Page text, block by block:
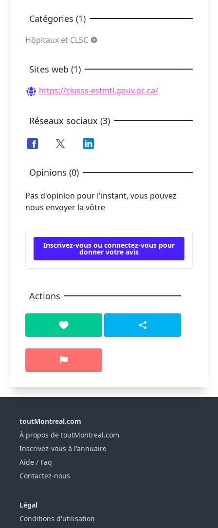
Catégories (1)
Hôpitaux et CLSC
Sites web (1)
https://ciusss-estmtl.gouv.qc.ca/
Réseaux sociaux (3)
Opinions (0)
Pas d'opinion pour l'instant, vous pouvez
nous envoyer la vôtre
Inscrivez-vous ou connectez-vous pour
donner votre avis
Actions
toutMontreal.com
À propos de toutMontreal.com
Inscrivez-vous à l'annuaire
Aide / Faq
Contactez-nous
Légal
Conditions d'utilisation